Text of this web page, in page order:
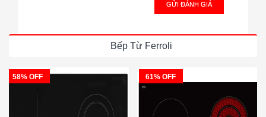
GỬI ĐÁNH GIÁ
Bếp Từ Ferroli
58% OFF 61% OFF